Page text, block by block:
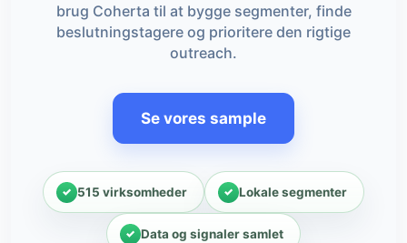
brug Coherta til at bygge segmenter, finde
beslutningstagere og prioritere den rigtige
outreach.
Se vores sample
515 virksomheder Lokale segmenter
Data og signaler samlet